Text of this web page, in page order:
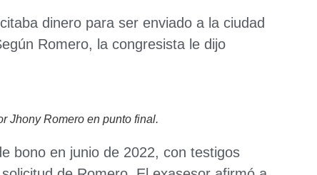
dinero para ser enviado a la ciudad
Romero, la congresista le dijo
Jhony Romero en punto final.
bono en junio de 2022, con testigos